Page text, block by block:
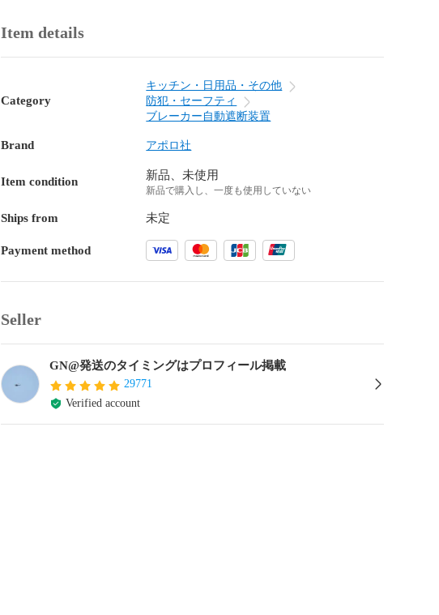
Item details
Category
キッチン・日用品・その他
防犯・セーフティ
ブレーカー自動遮断装置
Brand アポロ社
Item condition 新品、未使用
新品で購入し、一度も使用していない
Ships from 未定
Payment method
Seller
GN@発送のタイミングはプロフィール掲載
29771
Verified account